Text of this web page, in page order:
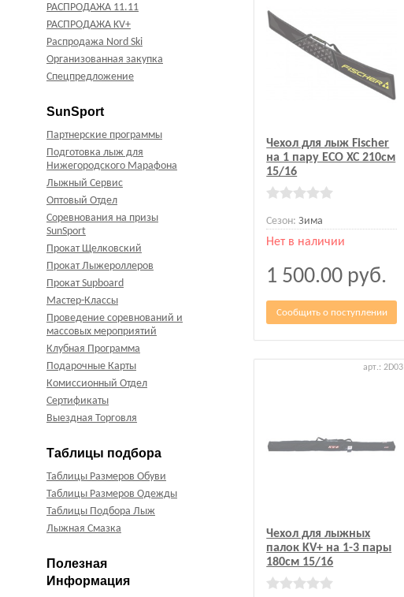
РАСПРОДАЖА 11.11
РАСПРОДАЖА KV+
Распродажа Nord Ski
Организованная закупка
Спецпредложение
SunSport
Партнерские программы
Подготовка лыж для
Нижегородского Марафона
Лыжный Сервис
Оптовый Отдел
Соревнования на призы
SunSport
Прокат Щелковский
Прокат Лыжероллеров
Прокат Supboard
Мастер-Классы
Проведение соревнований и
массовых мероприятий
Клубная Программа
Подарочные Карты
Комиссионный Отдел
Сертификаты
Выездная Торговля
Таблицы подбора
Таблицы Размеров Обуви
Таблицы Размеров Одежды
Таблицы Подбора Лыж
Лыжная Смазка
Полезная
Информация
Чехол для лыж Fischer
на 1 пару ECO XC 210см
15/16
Сезон: Зима
Нет в наличии
1 500.00 руб.
Сообщить о поступлении
арт.: 2D03
Чехол для лыжных
палок KV+ на 1-3 пары
180см 15/16